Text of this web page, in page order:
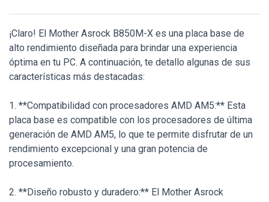
¡Claro! El Mother Asrock B850M-X es una placa base de
alto rendimiento diseñada para brindar una experiencia
óptima en tu PC. A continuación, te detallo algunas de sus
características más destacadas:
1. **Compatibilidad con procesadores AMD AM5:** Esta
placa base es compatible con los procesadores de última
generación de AMD AM5, lo que te permite disfrutar de un
rendimiento excepcional y una gran potencia de
procesamiento.
2. **Diseño robusto y duradero:** El Mother Asrock